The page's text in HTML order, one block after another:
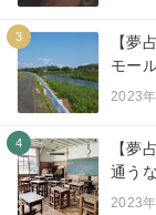
3
【夢
モー
2023
4
【夢
通う
2023